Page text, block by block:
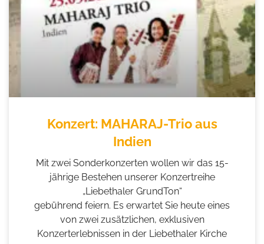
Konzert: MAHARAJ-Trio aus
Indien
Mit zwei Sonderkonzerten wollen wir das 15-
jährige Bestehen unserer Konzertreihe
„Liebethaler GrundTon“
gebührend feiern. Es erwartet Sie heute eines
von zwei zusätzlichen, exklusiven
Konzerterlebnissen in der Liebethaler Kirche